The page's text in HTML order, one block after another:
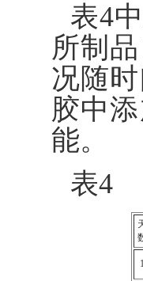
表4
所制
况随
胶中
能。
表4
1